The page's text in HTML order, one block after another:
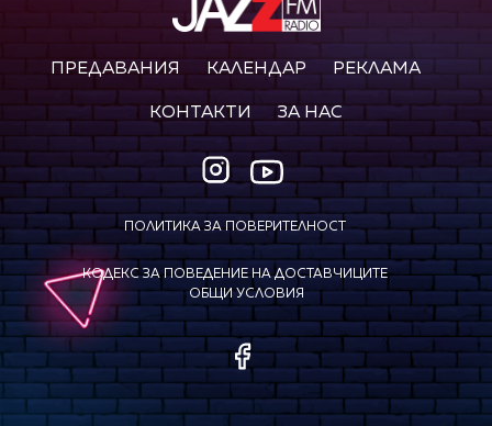
ПРЕДАВАНИЯ КАЛЕНДАР РЕКЛАМА
КОНТАКТИ ЗА НАС
ПОЛИТИКА ЗА ПОВЕРИТЕЛНОСТ
КОДЕКС ЗА ПОВЕДЕНИЕ НА ДОСТАВЧИЦИТЕ
ОБЩИ УСЛОВИЯ